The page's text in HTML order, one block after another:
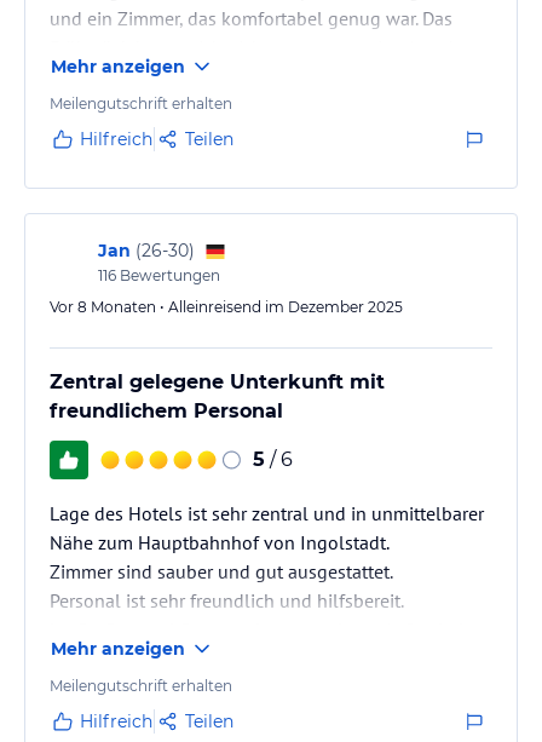
und ein Zimmer, das komfortabel genug war. Das
wie Fitness oder Wellness gab es nicht. Für einen
Besuch in Ingolstadt würde ich ein Hotel mit einer
zentraleren Lage wählen.
Mehr anzeigen
Meilengutschrift erhalten
Hilfreich Teilen
Jan (26-30)
116 Bewertungen
Vor 8 Monaten • Alleinreisend im Dezember 2025
Zentral gelegene Unterkunft mit
freundlichem Personal
5 / 6
Lage des Hotels ist sehr zentral und in unmittelbarer
Nähe zum Hauptbahnhof von Ingolstadt.
Zimmer sind sauber und gut ausgestattet.
Personal ist sehr freundlich und hilfsbereit.
Mehr anzeigen
Meilengutschrift erhalten
Hilfreich Teilen